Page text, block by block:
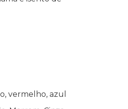
vermelho, azul